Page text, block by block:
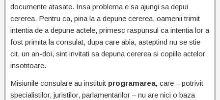
documente atasate. Insa problema e sa ajungi sa depui
cererea. Pentru ca, pina la a depune cererea, oamenii trimit
intentia de a depune actele, primesc raspunsul ca intentia lor a
fost primita la consulat, dupa care abia, asteptind nu se stie
cit, un an-doi, sint invitati sa depuna cererea si copiile actelor
insotitoare.
Misiunile consulare au instituit programarea, care – potrivit
specialistilor, juristilor, parlamentarilor – nu are nici o baza